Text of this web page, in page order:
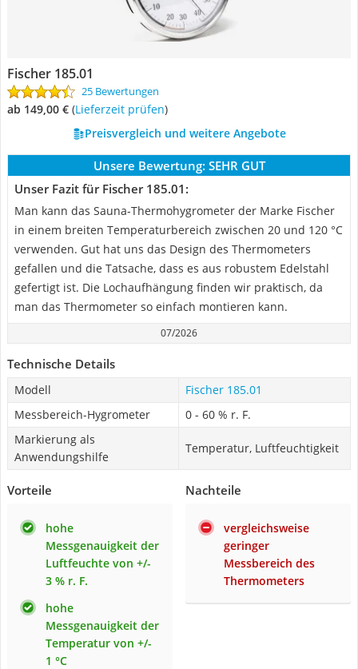
Fischer 185.01
25 Bewertungen
ab 149,00 € (Lieferzeit prüfen)
Preisvergleich und weitere Angebote
Unsere Bewertung: SEHR GUT
Unser Fazit für Fischer 185.01:
Man kann das Sauna-Thermohygrometer der Marke Fischer
in einem breiten Temperaturbereich zwischen 20 und 120 °C
verwenden. Gut hat uns das Design des Thermometers
gefallen und die Tatsache, dass es aus robustem Edelstahl
gefertigt ist. Die Lochaufhängung finden wir praktisch, da
man das Thermometer so einfach montieren kann.
07/2026
Technische Details
Modell
Fischer 185.01
Messbereich-Hygrometer
0 - 60 % r. F.
Markierung als
Anwendungshilfe
Temperatur, Luftfeuchtigkeit
Vorteile
hohe
Messgenauigkeit der
Luftfeuchte von +/-
3 % r. F.
hohe
Messgenauigkeit der
Temperatur von +/-
1 °C
Nachteile
vergleichsweise
geringer
Messbereich des
Thermometers